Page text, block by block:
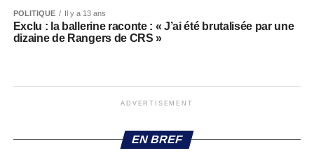
POLITIQUE Il y a 13 ans
Exclu : la ballerine raconte : « J’ai été brutalisée par une
dizaine de Rangers de CRS »
ADVERTISEMENT
EN BREF